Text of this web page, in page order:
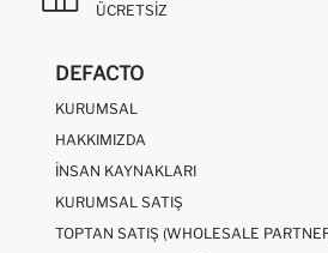
ÜCRETSIZ
DEFACTO
KURUMSAL
HAKKIMIZDA
İNSAN KAYNAKLARI
KURUMSAL SATIŞ
TOPTAN SATIŞ (WHOLESALE